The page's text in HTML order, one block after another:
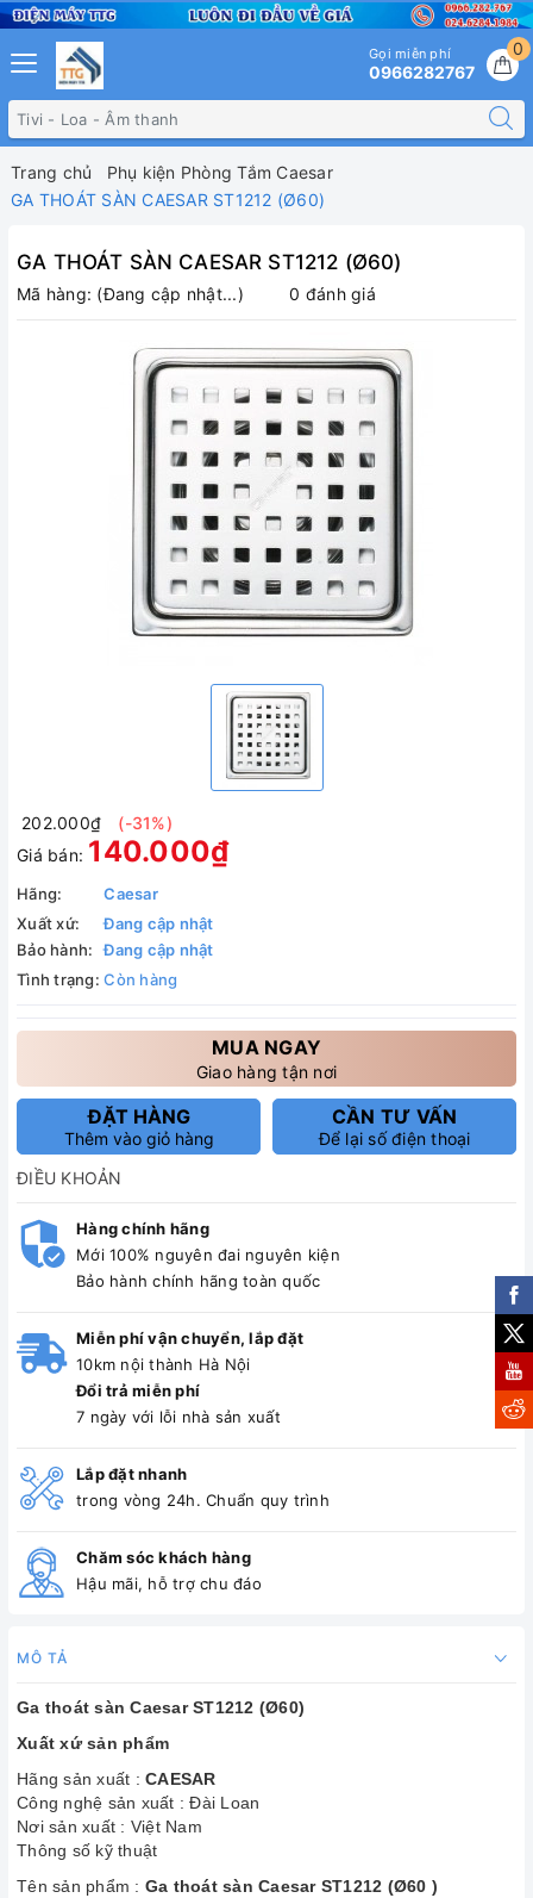
0
Gọi miễn phí
0966282767
Trang chủ
Phụ kiện Phòng Tắm Caesar
GA THOÁT SÀN CAESAR ST1212 (Ø60)
GA THOÁT SÀN CAESAR ST1212 (Ø60)
Mã hàng: (Đang cập nhật...) 0 đánh giá
202.000₫
(-31%)
Giá bán: 140.000₫
Hãng:
Caesar
Xuất xứ:
Đang cập nhật
Bảo hành:
Đang cập nhật
Tình trạng: Còn hàng
MUA NGAY
Giao hàng tận nơi
ĐẶT HÀNG
Thêm vào giỏ hàng
CẦN TƯ VẤN
Để lại số điện thoại
ĐIỀU KHOẢN
Hàng chính hãng
Mới 100% nguyên đai nguyên kiện
Bảo hành chính hãng toàn quốc
Miễn phí vận chuyển, lắp đặt
10km nội thành Hà Nội
Đổi trả miễn phí
7 ngày với lỗi nhà sản xuất
Lắp đặt nhanh
trong vòng 24h. Chuẩn quy trình
Chăm sóc khách hàng
Hậu mãi, hỗ trợ chu đáo
MÔ TẢ
Ga thoát sàn Caesar ST1212 (Ø60)
Xuất xứ sản phẩm
Hãng sản xuất : CAESAR
Công nghệ sản xuất : Đài Loan
Nơi sản xuất : Việt Nam
Thông số kỹ thuật
Tên sản phẩm : Ga thoát sàn Caesar ST1212 (Ø60 )